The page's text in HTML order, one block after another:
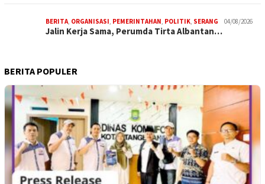
BERITA, ORGANISASI, PEMERINTAHAN, POLITIK, SERANG 04/08/2026
Jalin Kerja Sama, Perumda Tirta Albantan…
BERITA POPULER